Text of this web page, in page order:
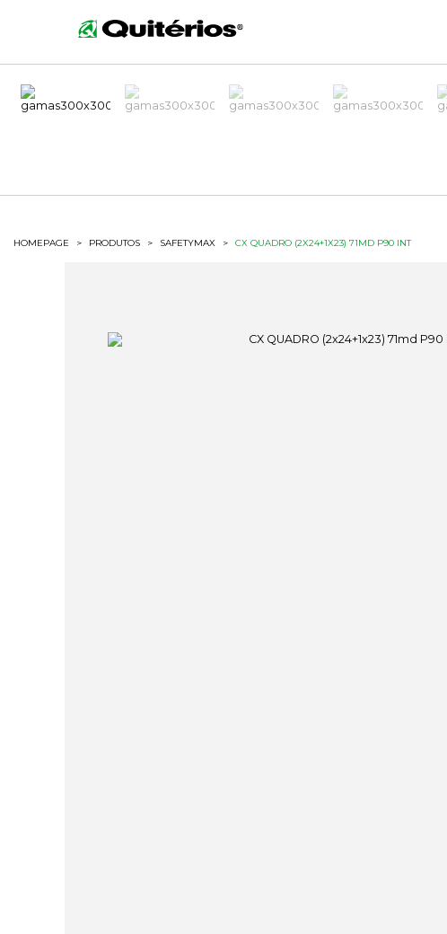
HOMEPAGE > PRODUTOS > SAFETYMAX > CX QUADRO (2X24+1X23) 71MD P90 INT